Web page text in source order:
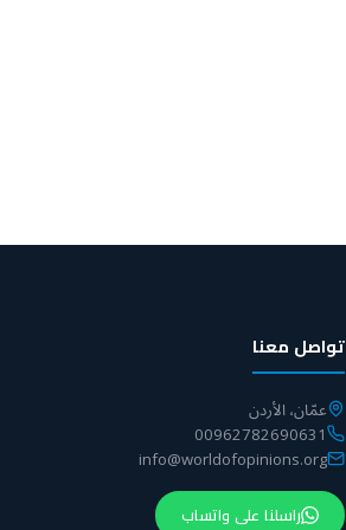
تواصل معنا
عمّان، الأردن
00962782690631
info@worldofopinions.org
راسلنا على واتساب